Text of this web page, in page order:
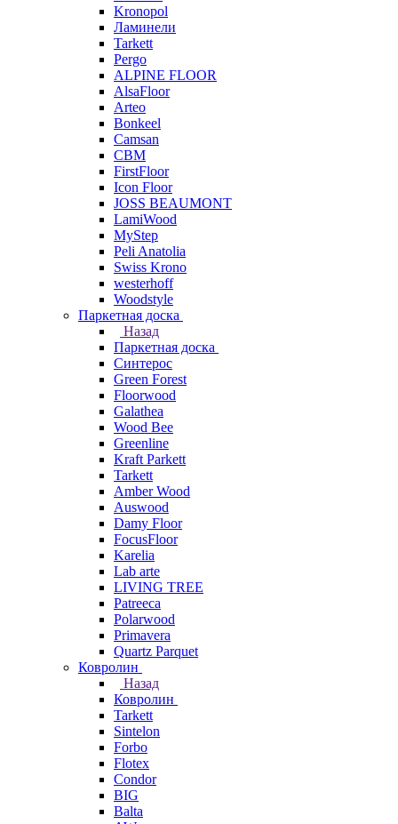
Kronopol
Ламинели
Tarkett
Pergo
ALPINE FLOOR
AlsaFloor
Arteo
Bonkeel
Camsan
CBM
FirstFloor
Icon Floor
JOSS BEAUMONT
LamiWood
MyStep
Peli Anatolia
Swiss Krono
westerhoff
Woodstyle
Паркетная доска
Назад
Паркетная доска
Синтерос
Green Forest
Floorwood
Galathea
Wood Bee
Greenline
Kraft Parkett
Tarkett
Amber Wood
Auswood
Damy Floor
FocusFloor
Karelia
Lab arte
LIVING TREE
Patreeca
Polarwood
Primavera
Quartz Parquet
Ковролин
Назад
Ковролин
Tarkett
Sintelon
Forbo
Flotex
Condor
BIG
Balta